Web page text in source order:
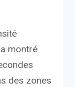
montré
des zones